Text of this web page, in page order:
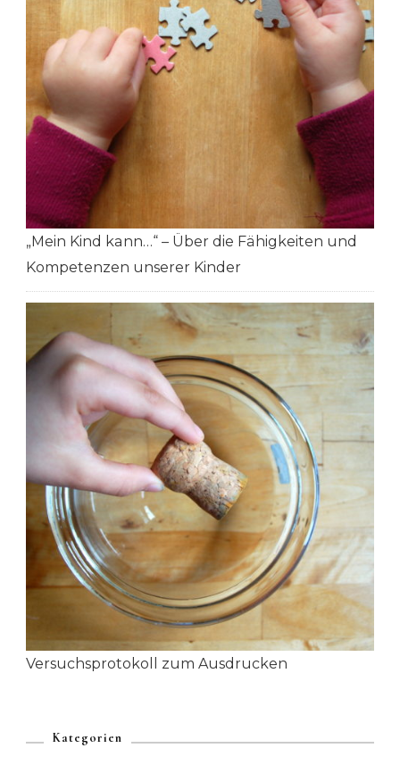
„Mein Kind kann…“ – Über die Fähigkeiten und
Kompetenzen unserer Kinder
Versuchsprotokoll zum Ausdrucken
Kategorien